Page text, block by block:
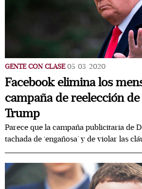
GENTE CON CLASE 05/03/2020
Facebook elimina los
campaña de reelección
Trump
Parece que la campaña publicitaria de
tachada de ‘engañosa’ y de violar las